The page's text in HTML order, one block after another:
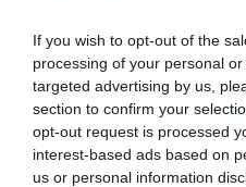
If you wish to opt-out of the
processing of your personal
targeted advertising by us,
section to confirm your
opt-out request is processed
interest-based ads based on
us or personal information
σε μια «ευθραυστή» πόλη
24.11.2025 - 19:17